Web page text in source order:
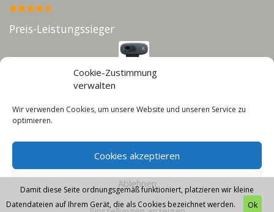
Cookie-Zustimmung
verwalten
Wir verwenden Cookies, um unsere Website und unseren Service zu
optimieren.
Cookies akzeptieren
Ablehnen
Preis-Leistungssieger
Infos
Cookie-Richtlinie (EU)
Damit diese Seite ordnungsgemäß funktioniert, platzieren wir kleine
Datendateien auf Ihrem Gerät, die als Cookies bezeichnet werden.
Ok